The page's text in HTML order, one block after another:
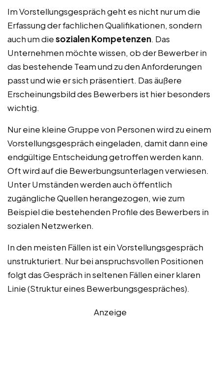
Im Vorstellungsgespräch geht es nicht nur um die
Erfassung der fachlichen Qualifikationen, sondern
auch um diesozialen Kompetenzen. Das
Unternehmen möchte wissen, ob der Bewerber in
das bestehende Team und zu den Anforderungen
passt und wie er sich präsentiert. Das äußere
Erscheinungsbild des Bewerbers ist hier besonders
wichtig.
Nur eine kleine Gruppe von Personen wird zu einem
Vorstellungsgespräch eingeladen, damit dann eine
endgültige Entscheidung getroffen werden kann.
Oft wird auf die Bewerbungsunterlagen verwiesen.
Unter Umständen werden auch öffentlich
zugängliche Quellen herangezogen, wie zum
Beispiel die bestehenden Profile des Bewerbers in
sozialen Netzwerken.
In den meisten Fällen ist ein Vorstellungsgespräch
unstrukturiert. Nur bei anspruchsvollen Positionen
folgt das Gespräch in seltenen Fällen einer klaren
Linie (Struktur eines Bewerbungsgespräches).
Anzeige